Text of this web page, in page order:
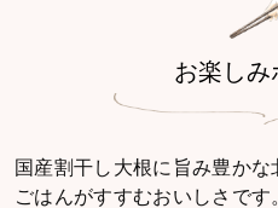
お楽しみ
国産割干し大根に旨み豊かな
ごはんがすすむおいしさで